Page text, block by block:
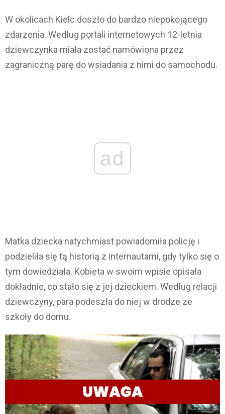
W okolicach Kielc doszło do bardzo niepokojącego
zdarzenia. Według portali internetowych 12-letnia
dziewczynka miała zostać namówiona przez
zagraniczną parę do wsiadania z nimi do samochodu.
ad
Matka dziecka natychmiast powiadomiła policję i
podzieliła się tą historią z internautami, gdy tylko się o
tym dowiedziała. Kobieta w swoim wpisie opisała
dokładnie, co stało się z jej dzieckiem. Według relacji
dziewczyny, para podeszła do niej w drodze ze
szkoły do domu.